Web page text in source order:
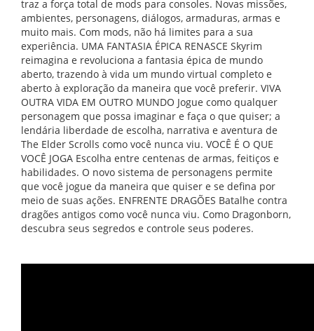
traz a força total de mods para consoles. Novas missões,
ambientes, personagens, diálogos, armaduras, armas e
muito mais. Com mods, não há limites para a sua
experiência. UMA FANTASIA ÉPICA RENASCE Skyrim
reimagina e revoluciona a fantasia épica de mundo
aberto, trazendo à vida um mundo virtual completo e
aberto à exploração da maneira que você preferir. VIVA
OUTRA VIDA EM OUTRO MUNDO Jogue como qualquer
personagem que possa imaginar e faça o que quiser; a
lendária liberdade de escolha, narrativa e aventura de
The Elder Scrolls como você nunca viu. VOCÊ É O QUE
VOCÊ JOGA Escolha entre centenas de armas, feitiços e
habilidades. O novo sistema de personagens permite
que você jogue da maneira que quiser e se defina por
meio de suas ações. ENFRENTE DRAGÕES Batalhe contra
dragões antigos como você nunca viu. Como Dragonborn,
descubra seus segredos e controle seus poderes.